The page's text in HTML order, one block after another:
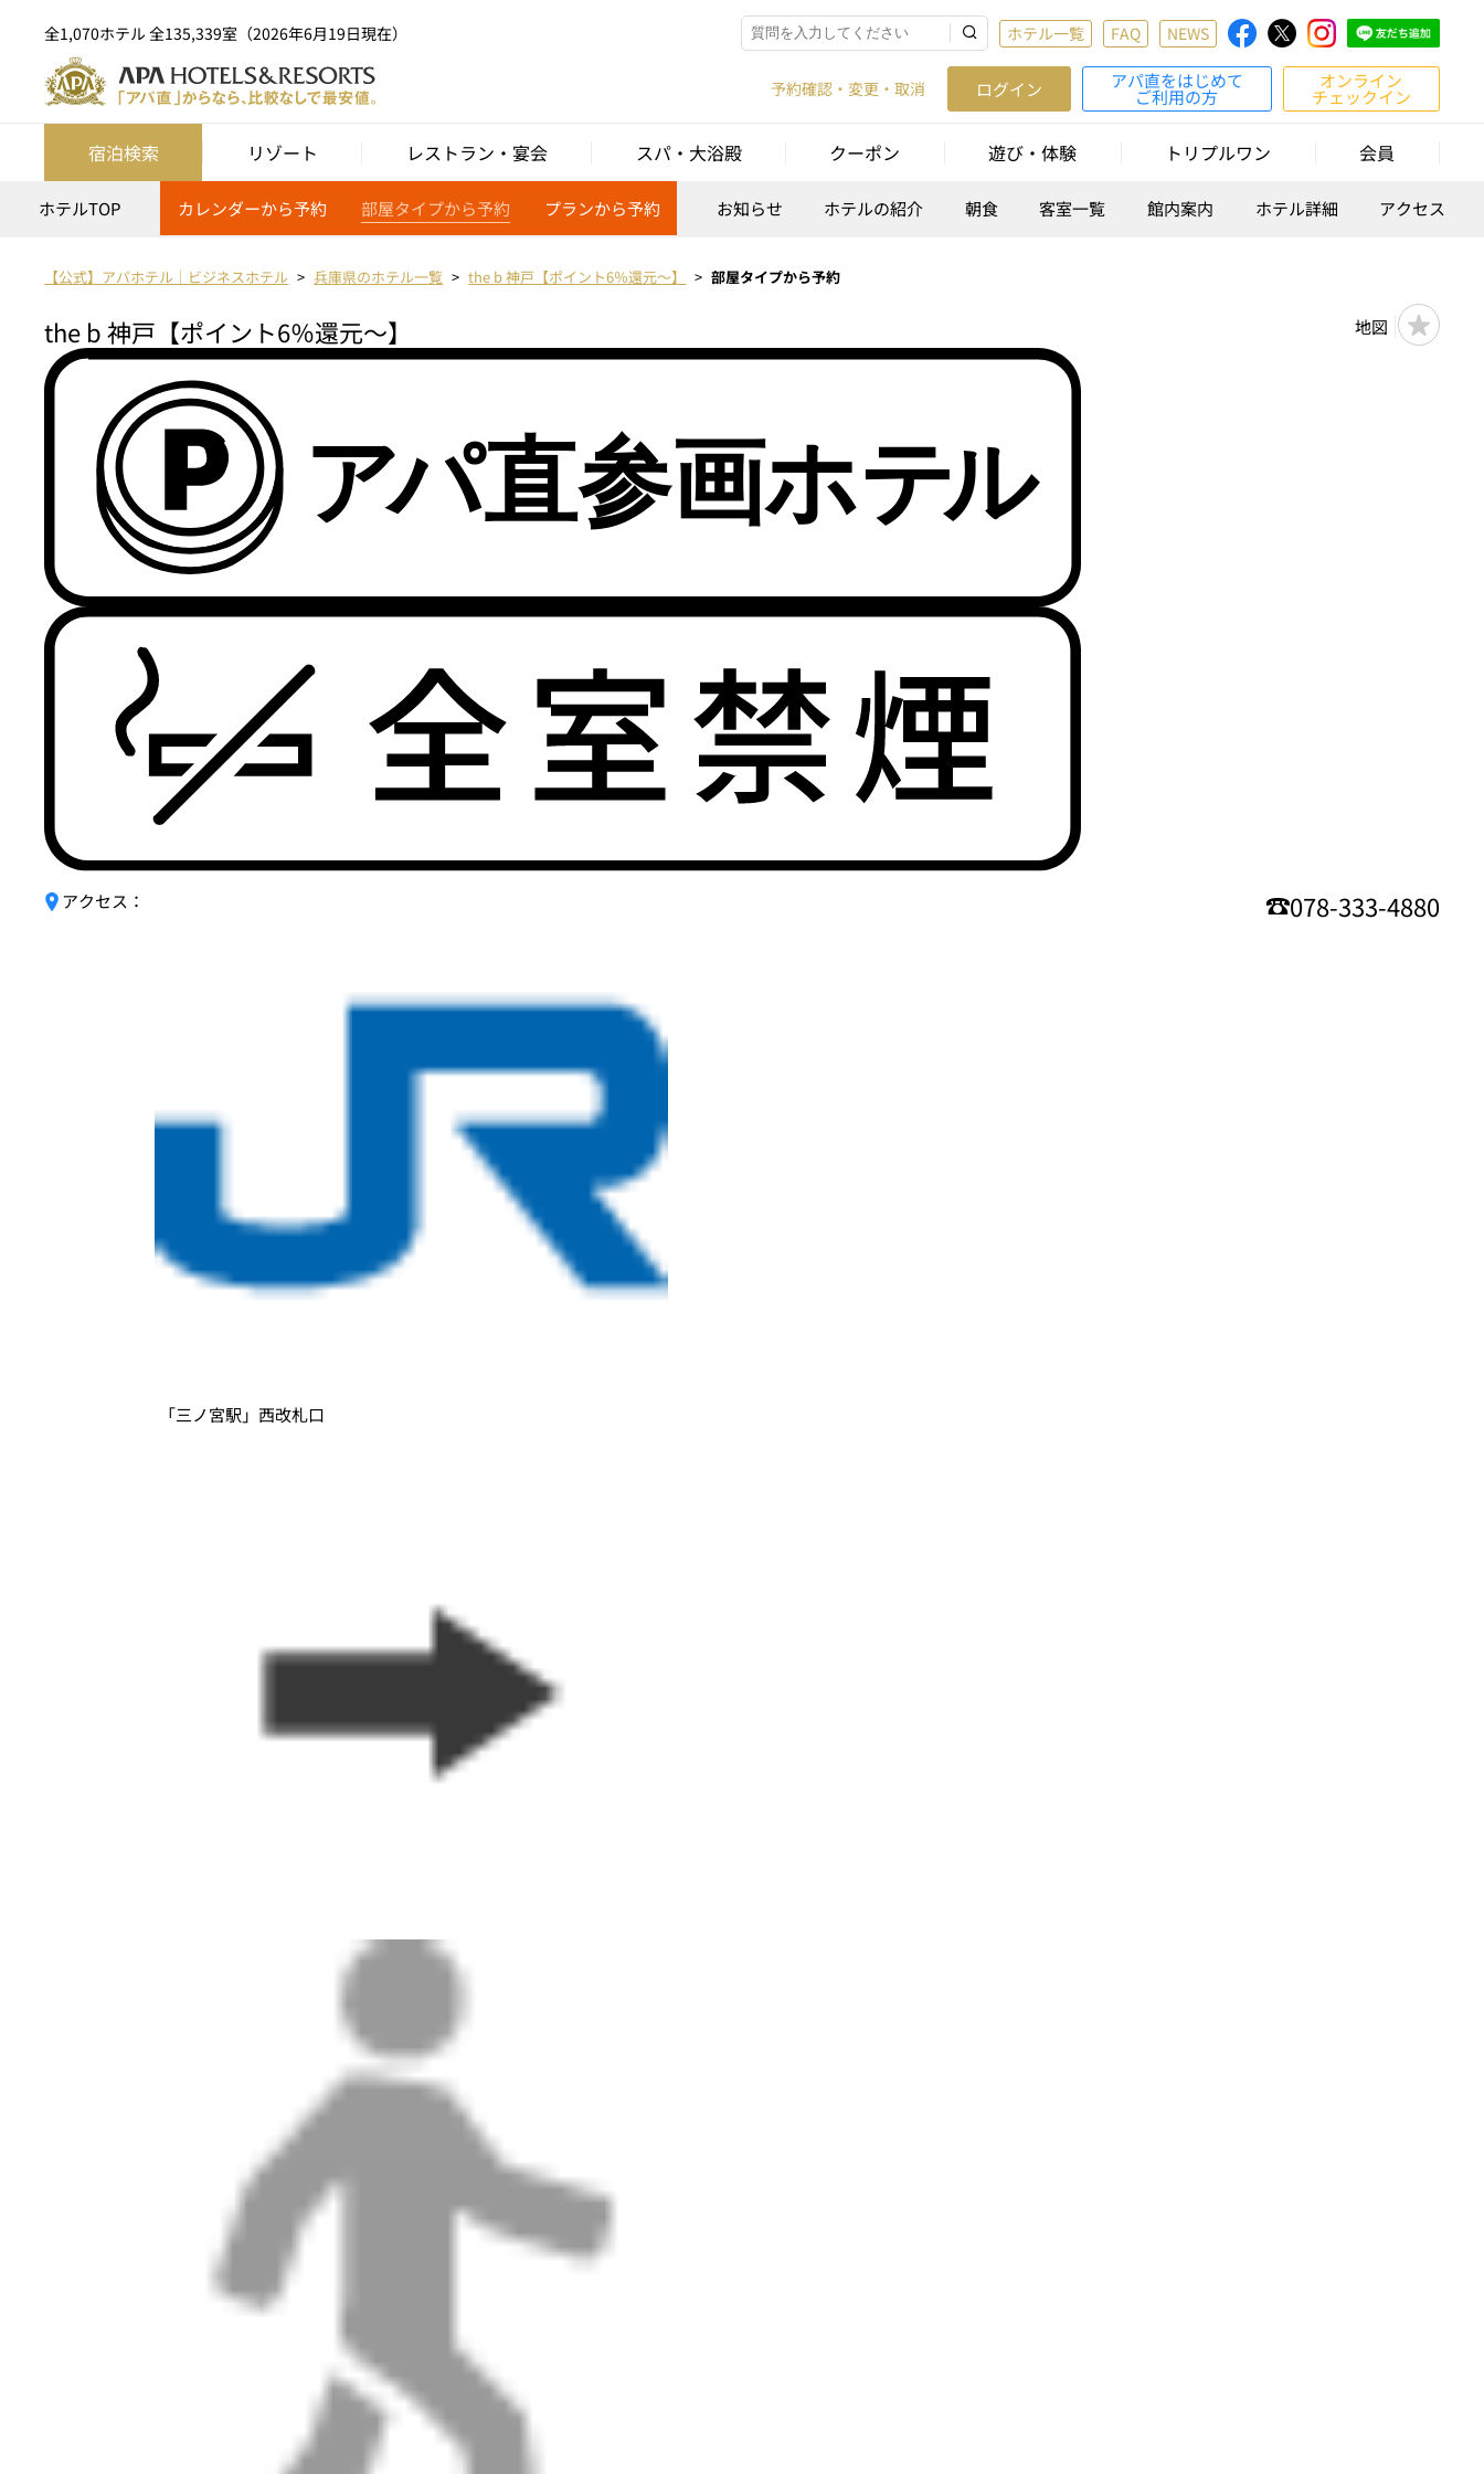
全1,070ホテル 全135,339室（2026年6月19日現在） ホテル一覧 FAQ NEWS
予約確認・変更・取消 ログイン アパ直をはじめて
ご利用の方
オンライン
チェックイン
宿泊検索 リゾート レストラン・宴会 スパ・大浴殿 クーポン 遊び・体験 トリプルワン 会員
ホテルTOP カレンダーから予約 部屋タイプから予約 プランから予約 お知らせ ホテルの紹介 朝食 客室一覧 館内案内 ホテル詳細 アクセス
【公式】アパホテル｜ビジネスホテル 兵庫県のホテル一覧 the b 神戸【ポイント6％還元～】 部屋タイプから予約
the b 神戸【ポイント6％還元～】 地図
アクセス：
「三ノ宮駅」西改札口
078-333-4880